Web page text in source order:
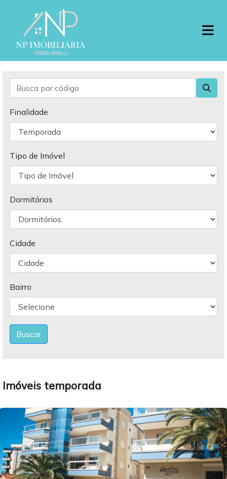
Finalidade
Tipo de Imóvel
Dormitórios
Cidade
Bairro
Buscar
Imóveis temporada